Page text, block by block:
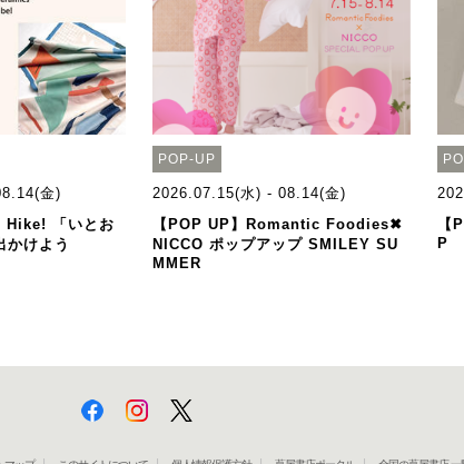
金)
Hike! 「いとお
かけよう
POP-UP
2026.07.15(水) - 08.14(金)
【POP UP】Romantic Foodies✖
NICCO ポップアップ SMILEY SU
MMER
P